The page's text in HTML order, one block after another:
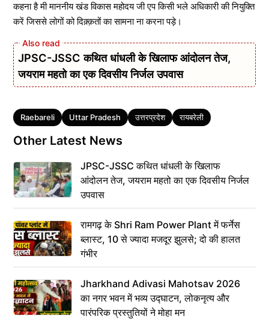
कहना है मी माननीय खंड विकास महोदय जी एप किसी भले अधिकारी की नियुक्ति
करें जिससे लोगों को दिक़्क़तों का सामना ना करना पड़े।
JPSC-JSSC कथित धांधली के खिलाफ आंदोलन तेज,
जयराम महतो का एक दिवसीय निर्जल उपवास
Tags
Raebareli Uttar Pradesh उत्तरप्रदेश रायबरेली
Other Latest News
JPSC-JSSC कथित धांधली के खिलाफ
आंदोलन तेज, जयराम महतो का एक दिवसीय निर्जल
उपवास
रामगढ़ के Shri Ram Power Plant में फर्नेस
ब्लास्ट, 10 से ज्यादा मजदूर झुलसे; दो की हालत
गंभीर
Jharkhand Adivasi Mahotsav 2026
का नगर भवन में भव्य उद्घाटन, लोकनृत्य और
पारंपरिक प्रस्तुतियों ने मोहा मन